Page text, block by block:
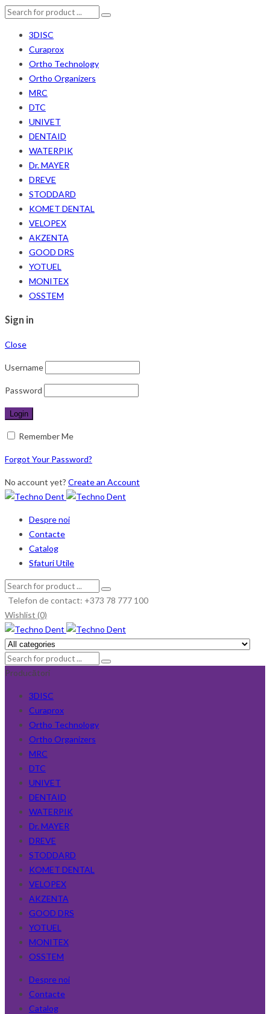
3DISC
Curaprox
Ortho Technology
Ortho Organizers
MRC
DTC
UNIVET
DENTAID
WATERPIK
Dr. MAYER
DREVE
STODDARD
KOMET DENTAL
VELOPEX
AKZENTA
GOOD DRS
YOTUEL
MONITEX
OSSTEM
Sign in
Close
Username
Password
Remember Me
Forgot Your Password?
No account yet? Create an Account
Despre noi
Contacte
Catalog
Sfaturi Utile
Telefon de contact: +373 78 777 100
Wishlist (0)
Producători
3DISC
Curaprox
Ortho Technology
Ortho Organizers
MRC
DTC
UNIVET
DENTAID
WATERPIK
Dr. MAYER
DREVE
STODDARD
KOMET DENTAL
VELOPEX
AKZENTA
GOOD DRS
YOTUEL
MONITEX
OSSTEM
Despre noi
Contacte
Catalog